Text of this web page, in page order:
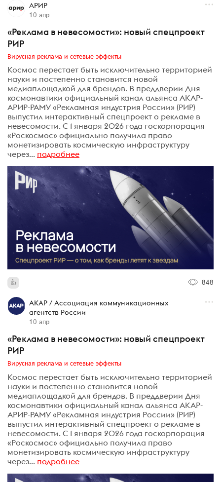
АРИР
10 апр
«Реклама в невесомости»: новый спецпроект
РИР
Вирусная реклама и сетевые эффекты
Космос перестает быть исключительно территорией
науки и постепенно становится новой
медиаплощадкой для брендов. В преддверии Дня
космонавтики официальный канал альянса АКАР-
АРИР-РАМУ «Рекламная индустрия России» (РИР)
выпустил интерактивный спецпроект о рекламе в
невесомости. С 1 января 2026 года госкорпорация
«Роскосмос» официально получила право
монетизировать космическую инфраструктуру
через... подробнее
848
АКАР / Ассоциация коммуникационных
агентств России
10 апр
«Реклама в невесомости»: новый спецпроект
РИР
Вирусная реклама и сетевые эффекты
Космос перестает быть исключительно территорией
науки и постепенно становится новой
медиаплощадкой для брендов. В преддверии Дня
космонавтики официальный канал альянса АКАР-
АРИР-РАМУ «Рекламная индустрия России» (РИР)
выпустил интерактивный спецпроект о рекламе в
невесомости. С 1 января 2026 года госкорпорация
«Роскосмос» официально получила право
монетизировать космическую инфраструктуру
через... подробнее